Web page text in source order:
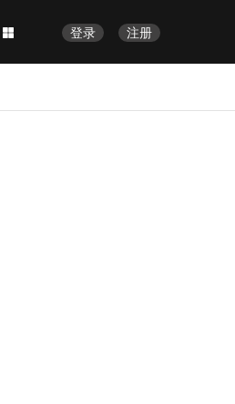
注册
登录